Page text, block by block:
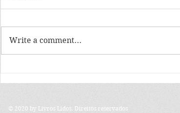
Write a comment...
© 2020 by Livros Lidos. Direitos reservados